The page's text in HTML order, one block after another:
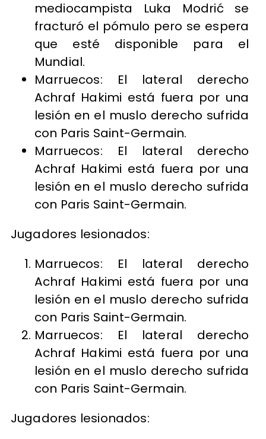
mediocampista Luka Modrić se
fracturó el pómulo pero se espera
que esté disponible para el
Mundial.
Marruecos: El lateral derecho
Achraf Hakimi está fuera por una
lesión en el muslo derecho sufrida
con Paris Saint-Germain.
Marruecos: El lateral derecho
Achraf Hakimi está fuera por una
lesión en el muslo derecho sufrida
con Paris Saint-Germain.
Jugadores lesionados:
Marruecos: El lateral derecho
Achraf Hakimi está fuera por una
lesión en el muslo derecho sufrida
con Paris Saint-Germain.
Marruecos: El lateral derecho
Achraf Hakimi está fuera por una
lesión en el muslo derecho sufrida
con Paris Saint-Germain.
Jugadores lesionados: